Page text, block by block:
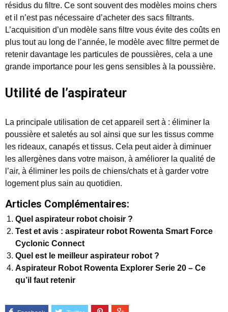
résidus du filtre. Ce sont souvent des modèles moins chers
et il n’est pas nécessaire d’acheter des sacs filtrants.
L’acquisition d’un modèle sans filtre vous évite des coûts en
plus tout au long de l’année, le modèle avec filtre permet de
retenir davantage les particules de poussières, cela a une
grande importance pour les gens sensibles à la poussière.
Utilité de l’aspirateur
La principale utilisation de cet appareil sert à : éliminer la
poussière et saletés au sol ainsi que sur les tissus comme
les rideaux, canapés et tissus. Cela peut aider à diminuer
les allergènes dans votre maison, à améliorer la qualité de
l’air, à éliminer les poils de chiens/chats et à garder votre
logement plus sain au quotidien.
Articles Complémentaires:
Quel aspirateur robot choisir ?
Test et avis : aspirateur robot Rowenta Smart Force
Cyclonic Connect
Quel est le meilleur aspirateur robot ?
Aspirateur Robot Rowenta Explorer Serie 20 – Ce
qu’il faut retenir